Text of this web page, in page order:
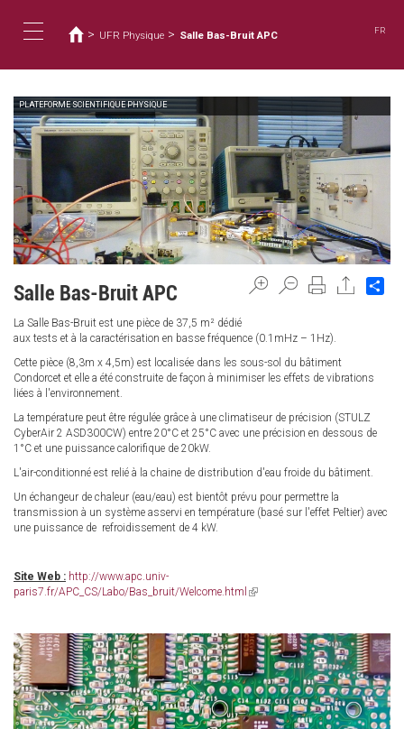
容
navigation
在
這
裡
> UFR Physique > Salle Bas-Bruit APC FR
PLATEFORME SCIENTIFIQUE PHYSIQUE
Salle Bas-Bruit APC
La Salle Bas-Bruit est une pièce de 37,5 m² dédié
aux tests et à la caractérisation en basse fréquence (0.1mHz – 1Hz).
Cette pièce (8,3m x 4,5m) est localisée dans les sous-sol du bâtiment
Condorcet et elle a été construite de façon à minimiser les effets de vibrations
liées à l'environnement.
La température peut être régulée grâce à une climatiseur de précision (STULZ
CyberAir 2 ASD300CW) entre 20°C et 25°C avec une précision en dessous de
1°C et une puissance calorifique de 20kW.
L'air-conditionné est relié à la chaine de distribution d'eau froide du bâtiment.
Un échangeur de chaleur (eau/eau) est bientôt prévu pour permettre la
transmission à un système asservi en température (basé sur l'effet Peltier) avec
une puissance de refroidissement de 4 kW.
Site Web : http://www.apc.univ-
paris7.fr/APC_CS/Labo/Bas_bruit/Welcome.html (link